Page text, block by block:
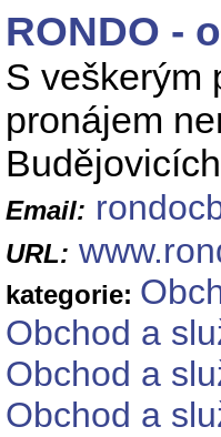
RONDO -
S veškerým
pronájem
Email:
URL:
kategorie:
Obchod a
Obchod a
Obchod a